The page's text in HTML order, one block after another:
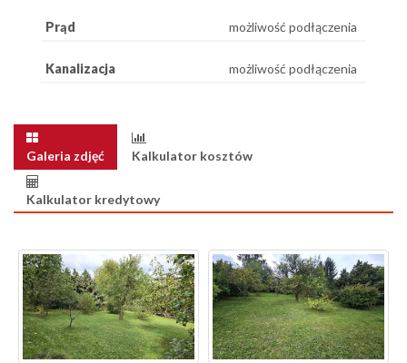
Prąd możliwość podłączenia
Kanalizacja możliwość podłączenia
Galeria zdjęć Kalkulator kosztów
Kalkulator kredytowy